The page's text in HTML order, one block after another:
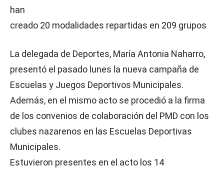
han
creado 20 modalidades repartidas en 209 grupos
La delegada de Deportes, María Antonia Naharro,
presentó el pasado lunes la nueva campaña de
Escuelas y Juegos Deportivos Municipales.
Además, en el mismo acto se procedió a la firma
de los convenios de colaboración del PMD con los
clubes nazarenos en las Escuelas Deportivas
Municipales.
Estuvieron presentes en el acto los 14